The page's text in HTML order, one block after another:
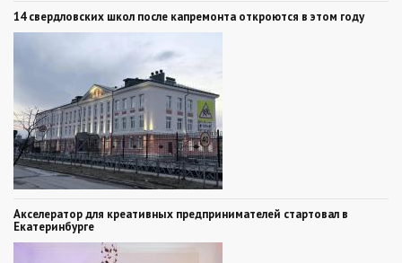
14 свердловских школ после капремонта откроются в этом году
Акселератор для креативных предпринимателей стартовал в
Екатеринбурге